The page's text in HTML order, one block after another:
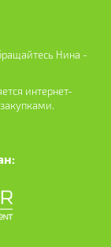
Нина -
интернет-